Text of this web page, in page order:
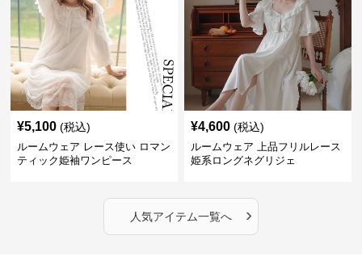
¥5,100 (税込)
ルームウェア レース使い ロマン
ティック姫袖ワンピース
¥4,600 (税込)
ルームウェア 上品フリルレース
姫系ロングネグリジェ
人気アイテム一覧へ ›